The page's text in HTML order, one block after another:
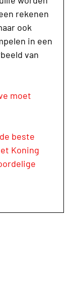
rekenen
ook
in een
van
moet
beste
Koning